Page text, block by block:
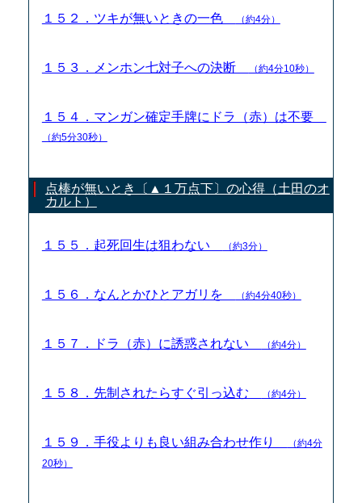
１５２．ツキが無いときの一色 （約4分）
１５３．メンホン七対子への決断 （約4分10秒）
１５４．マンガン確定手牌にドラ（赤）は不要
（約5分30秒）
点棒が無いとき〔▲１万点下〕の心得（土田のオ
カルト）
１５５．起死回生は狙わない （約3分）
１５６．なんとかひとアガリを （約4分40秒）
１５７．ドラ（赤）に誘惑されない （約4分）
１５８．先制されたらすぐ引っ込む （約4分）
１５９．手役よりも良い組み合わせ作り
（約4分
20秒）